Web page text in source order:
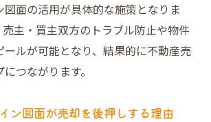
図面の活用が具体的な施策となりま
主・買主双方のトラブル防止や物件
ルが可能となり、結果的に不動産売
つながります。
ン図面が売却を後押しする理由